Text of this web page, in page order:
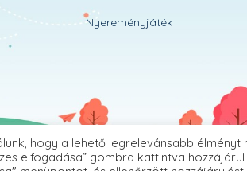
Nyereményjáték
hogy a lehető legrelevánsabb
elfogadása” gombra kattintva